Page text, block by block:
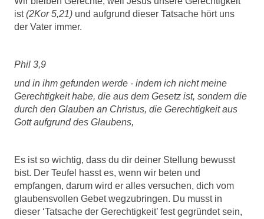
ist(2Kor 5,21) und aufgrund dieser Tatsache hört uns
der Vater immer.
Phil 3,9
und in ihm gefunden werde - indem ich nicht meine
Gerechtigkeit habe, die aus dem Gesetz ist, sondern die
durch den Glauben an Christus, die Gerechtigkeit aus
Gott aufgrund des Glaubens,
Es ist so wichtig, dass du dir deiner Stellung bewusst
bist. Der Teufel hasst es, wenn wir beten und
empfangen, darum wird er alles versuchen, dich vom
glaubensvollen Gebet wegzubringen. Du musst in
dieser ‘Tatsache der Gerechtigkeit’ fest gegründet sein,